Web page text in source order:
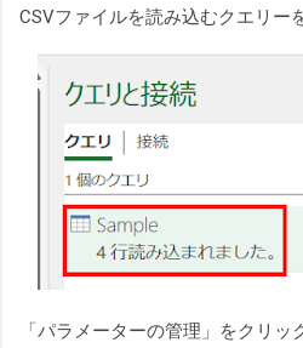
CSVファイルを読み込むクエリー
「パラメーターの管理」をクリッ